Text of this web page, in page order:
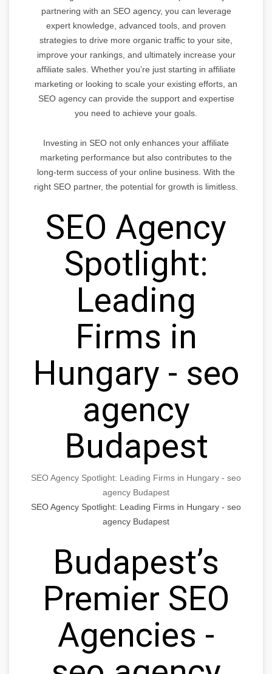
partnering with an SEO agency, you can leverage
expert knowledge, advanced tools, and proven
strategies to drive more organic traffic to your site,
improve your rankings, and ultimately increase your
affiliate sales. Whether you’re just starting in affiliate
marketing or looking to scale your existing efforts, an
SEO agency can provide the support and expertise
you need to achieve your goals.
Investing in SEO not only enhances your affiliate
marketing performance but also contributes to the
long-term success of your online business. With the
right SEO partner, the potential for growth is limitless.
SEO Agency
Spotlight:
Leading
Firms in
Hungary - seo
agency
Budapest
SEO Agency Spotlight: Leading Firms in Hungary - seo
agency Budapest
SEO Agency Spotlight: Leading Firms in Hungary - seo
agency Budapest
Budapest’s
Premier SEO
Agencies -